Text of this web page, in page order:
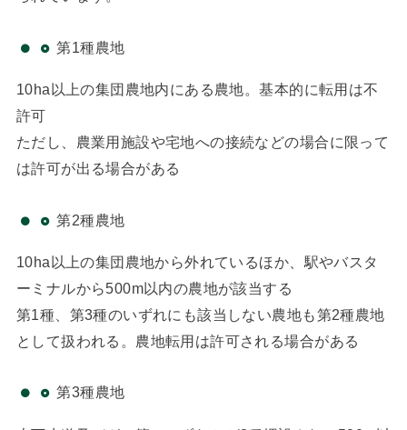
第1種農地
10ha以上の集団農地内にある農地。基本的に転用は不
許可
ただし、農業用施設や宅地への接続などの場合に限って
は許可が出る場合がある
第2種農地
10ha以上の集団農地から外れているほか、駅やバスタ
ーミナルから500m以内の農地が該当する
第1種、第3種のいずれにも該当しない農地も第2種農地
として扱われる。農地転用は許可される場合がある
第3種農地